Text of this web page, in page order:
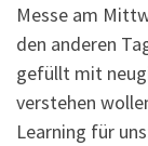
Messe am
den anderen
gefüllt mit
verstehen
Learning für